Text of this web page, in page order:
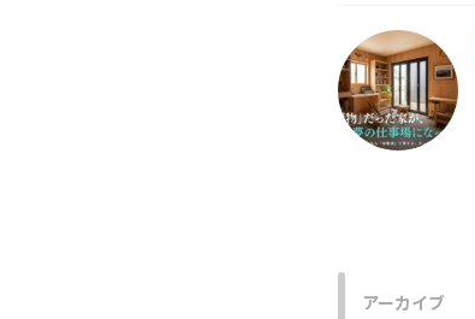
アーカイブ